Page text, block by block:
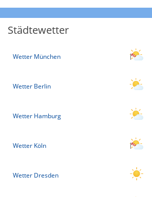
Städtewetter
Wetter München
Wetter Berlin
Wetter Hamburg
Wetter Köln
Wetter Dresden